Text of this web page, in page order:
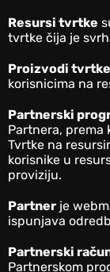
Resursi tvrtke
tvrtke čija je
Proizvodi tvrtke
korisnicima na
Partnerski
Partnera, prema
Tvrtke na
korisnike u
proviziju.
Partner je
ispunjava
Partnerski
Partnerskom